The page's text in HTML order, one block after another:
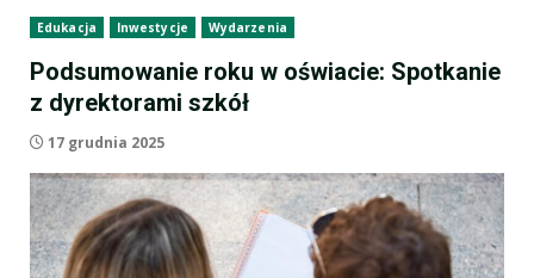
Edukacja Inwestycje Wydarzenia
Podsumowanie roku w oświacie: Spotkanie
z dyrektorami szkół
17 grudnia 2025